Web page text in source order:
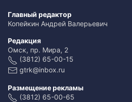
Главный редактор
Копейкин Андрей Валерьевич
Редакция
Омск, пр. Мира, 2
(3812) 65-00-15
gtrk@inbox.ru
Размещение рекламы
(3812) 65-00-65